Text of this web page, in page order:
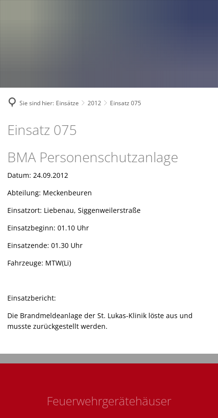
2024
2023
2022
2021
Fachgebiete und
Mannschaft
Jugend
Spielmannszug
Mitglied werden
A
A
A
Sie sind hier: Einsätze 2012 Einsatz 075
Einsatz 075
BMA Personenschutzanlage
Datum: 24.09.2012
Abteilung: Meckenbeuren
Einsatzort: Liebenau, Siggenweilerstraße
Einsatzbeginn: 01.10 Uhr
Einsatzende: 01.30 Uhr
Fahrzeuge: MTW(Li)
Einsatzbericht:
Die Brandmeldeanlage der St. Lukas-Klinik löste aus und
musste zurückgestellt werden.
Feuerwehrgerätehäuser